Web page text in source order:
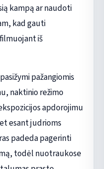
kampą ar naudoti
kad gauti
iš
pažangiomis
naktinio režimo
apdorojimu
esant judrioms
padeda pagerinti
todėl nuotraukose